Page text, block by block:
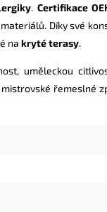
. Certifikace
Díky své
na kryté terasy.
uměleckou
řemeslné